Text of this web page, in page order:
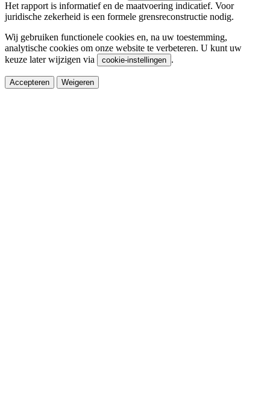
Het rapport is informatief en de maatvoering indicatief. Voor
juridische zekerheid is een formele grensreconstructie nodig.
Wij gebruiken functionele cookies en, na uw toestemming,
analytische cookies om onze website te verbeteren. U kunt uw
keuze later wijzigen via
cookie-instellingen .
Accepteren Weigeren